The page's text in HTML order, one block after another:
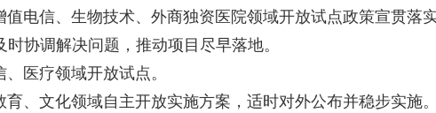
值电信、生物技术、外商独资医院领域开放试点政策宣贯落
协调解决问题，推动项目尽早落地。
医疗领域开放试点。
、文化领域自主开放实施方案，适时对外公布并稳步实施。